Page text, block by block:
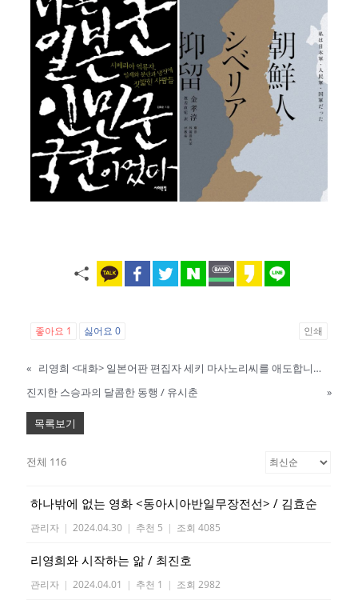
좋아요 1 싫어요0 인쇄
«
리영희 <대화> 일본어판 편집자 세키 마사노리씨를 애도합니다 / 김효순
진지한 스승과의 달콤한 동행 / 유시춘
»
목록보기
전체 116
하나밖에 없는 영화 <동아시아반일무장전선> / 김효순
관리자 | 2024.04.30 | 추천 5 | 조회 4085
리영희와 시작하는 앎 / 최진호
관리자 | 2024.04.01 | 추천 1 | 조회 2982